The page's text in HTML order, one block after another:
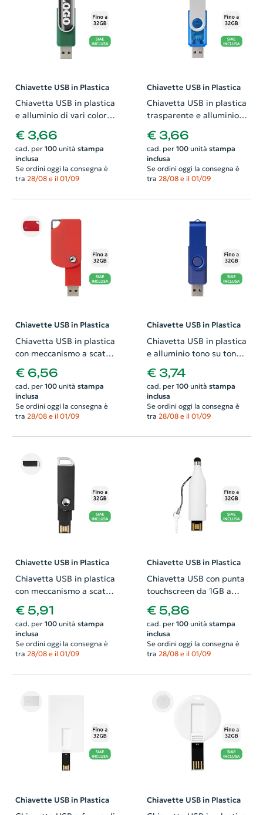
Chiavette USB in Plastica
Chiavetta USB in plastica
e alluminio di vari colori
personalizzazione doming
da 1GB a 32GB
€ 3,66
cad. per 100unità stampa
inclusa
Se ordini oggi la consegna è
tra 28/08 e il 01/09
Chiavette USB in Plastica
Chiavetta USB in plastica
trasparente e alluminio
€ 3,66
cad. per 100unità stampa
inclusa
Se ordini oggi la consegna è
tra 28/08 e il 01/09
Chiavette USB in Plastica
Chiavetta USB in plastica
con meccanismo a scatto
da 1GB a 32GB
€ 6,56
cad. per 100unità stampa
inclusa
Se ordini oggi la consegna è
tra 28/08 e il 01/09
Chiavette USB in Plastica
Chiavetta USB in plastica
e alluminio tono su tono
da 1GB a 32GB
€ 3,74
cad. per 100unità stampa
inclusa
Se ordini oggi la consegna è
tra 28/08 e il 01/09
Chiavette USB in Plastica
Chiavetta USB in plastica
con meccanismo a scatto
da 1GB a 32GB
€ 5,91
cad. per 100unità stampa
inclusa
Se ordini oggi la consegna è
tra 28/08 e il 01/09
Chiavette USB in Plastica
Chiavetta USB con punta
touchscreen da 1GB a
32GB
€ 5,86
cad. per 100unità stampa
inclusa
Se ordini oggi la consegna è
tra 28/08 e il 01/09
Chiavette USB in Plastica Chiavette USB in Plastica